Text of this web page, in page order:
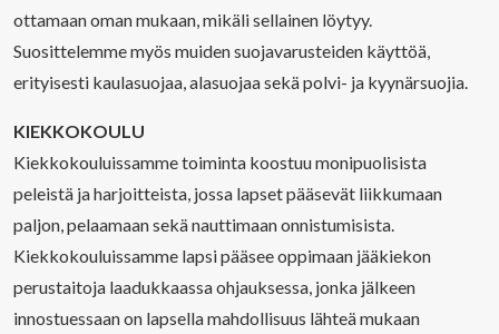
ottamaan oman mukaan, mikäli sellainen löytyy.
Suosittelemme myös muiden suojavarusteiden käyttöä,
erityisesti kaulasuojaa, alasuojaa sekä polvi- ja kyynärsuojia.
KIEKKOKOULU
Kiekkokouluissamme toiminta koostuu monipuolisista
peleistä ja harjoitteista, jossa lapset pääsevät liikkumaan
paljon, pelaamaan sekä nauttimaan onnistumisista.
Kiekkokouluissamme lapsi pääsee oppimaan jääkiekon
perustaitoja laadukkaassa ohjauksessa, jonka jälkeen
innostuessaan on lapsella mahdollisuus lähteä mukaan